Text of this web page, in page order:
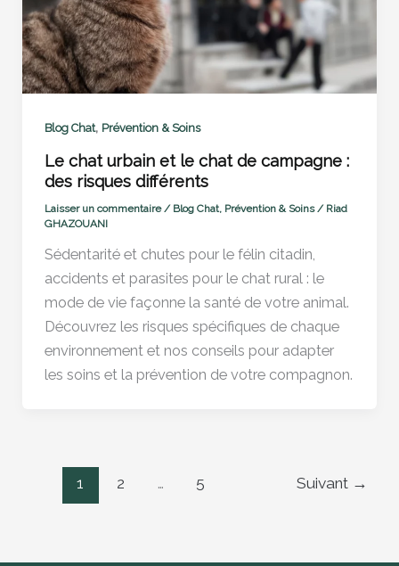
Blog Chat, Prévention & Soins
Le chat urbain et le chat de campagne :
des risques différents
Laisser un commentaire / Blog Chat, Prévention & Soins/ Riad
GHAZOUANI
Sédentarité et chutes pour le félin citadin,
accidents et parasites pour le chat rural : le
mode de vie façonne la santé de votre animal.
Découvrez les risques spécifiques de chaque
environnement et nos conseils pour adapter
les soins et la prévention de votre compagnon.
1 2 … 5 Suivant →